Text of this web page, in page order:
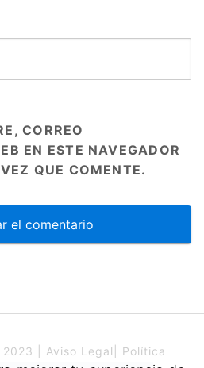
CORREO
EN ESTE NAVEGADOR
QUE COMENTE.
| Aviso Legal
Política